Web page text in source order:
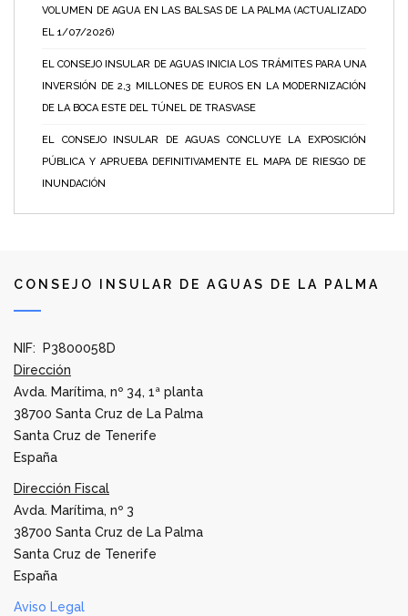
VOLUMEN DE AGUA EN LAS BALSAS DE LA PALMA (ACTUALIZADO
EL 1/07/2026)
EL CONSEJO INSULAR DE AGUAS INICIA LOS TRÁMITES PARA UNA
INVERSIÓN DE 2,3 MILLONES DE EUROS EN LA MODERNIZACIÓN
DE LA BOCA ESTE DEL TÚNEL DE TRASVASE
EL CONSEJO INSULAR DE AGUAS CONCLUYE LA EXPOSICIÓN
PÚBLICA Y APRUEBA DEFINITIVAMENTE EL MAPA DE RIESGO DE
INUNDACIÓN
CONSEJO INSULAR DE AGUAS DE LA PALMA
NIF: P3800058D
Dirección
Avda. Marítima, nº 34, 1ª planta
38700 Santa Cruz de La Palma
Santa Cruz de Tenerife
España
Dirección Fiscal
Avda. Marítima, nº 3
38700 Santa Cruz de La Palma
Santa Cruz de Tenerife
España
Aviso Legal